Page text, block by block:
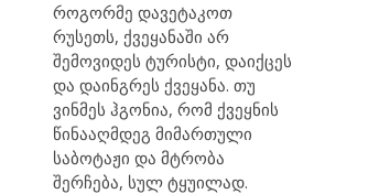
როგორმე დავეტაკოთ
რუსეთს, ქვეყანაში არ
შემოვიდეს ტურისტი, დაიქცეს
და დაინგრეს ქვეყანა. თუ
ვინმეს ჰგონია, რომ ქვეყნის
წინააღმდეგ მიმართული
საბოტაჟი და მტრობა
შერჩება, სულ ტყუილად.